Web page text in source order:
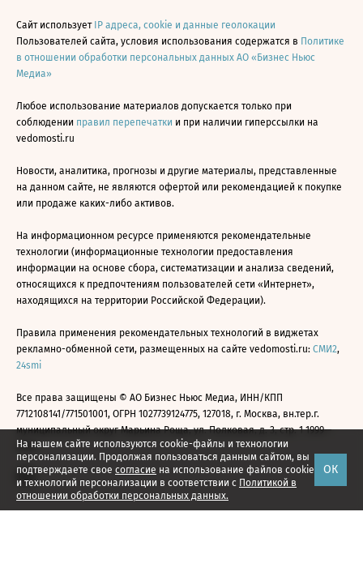
На нашем сайте используются cookie-файлы и технологии
персонализации. Продолжая пользоваться данным сайтом, вы
подтверждаете свое согласие на использование файлов cookie
и технологий персонализации в соответствии с Политикой в
отношении обработки персональных данных.
ОК
Сайт использует IP адреса, cookie и данные геолокации
Пользователей сайта, условия использования содержатся в Политике
в отношении обработки персональных данных АО «Бизнес Ньюс
Медиа»
Любое использование материалов допускается только при
соблюдении правил перепечатки и при наличии гиперссылки на
vedomosti.ru
Новости, аналитика, прогнозы и другие материалы, представленные
на данном сайте, не являются офертой или рекомендацией к покупке
или продаже каких-либо активов.
На информационном ресурсе применяются рекомендательные
технологии (информационные технологии предоставления
информации на основе сбора, систематизации и анализа сведений,
относящихся к предпочтениям пользователей сети «Интернет»,
находящихся на территории Российской Федерации).
Правила применения рекомендательных технологий в виджетах
рекламно-обменной сети, размещенных на сайте vedomosti.ru: СМИ2,
24smi
Все права защищены © АО Бизнес Ньюс Медиа, ИНН/КПП
7712108141/771501001, ОГРН 1027739124775, 127018, г. Москва, вн.тер.г.
муниципальный округ Марьина Роща, ул. Полковая, д. 3, стр. 1 1999—
2026